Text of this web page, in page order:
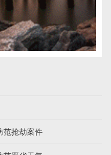
范抢劫案件